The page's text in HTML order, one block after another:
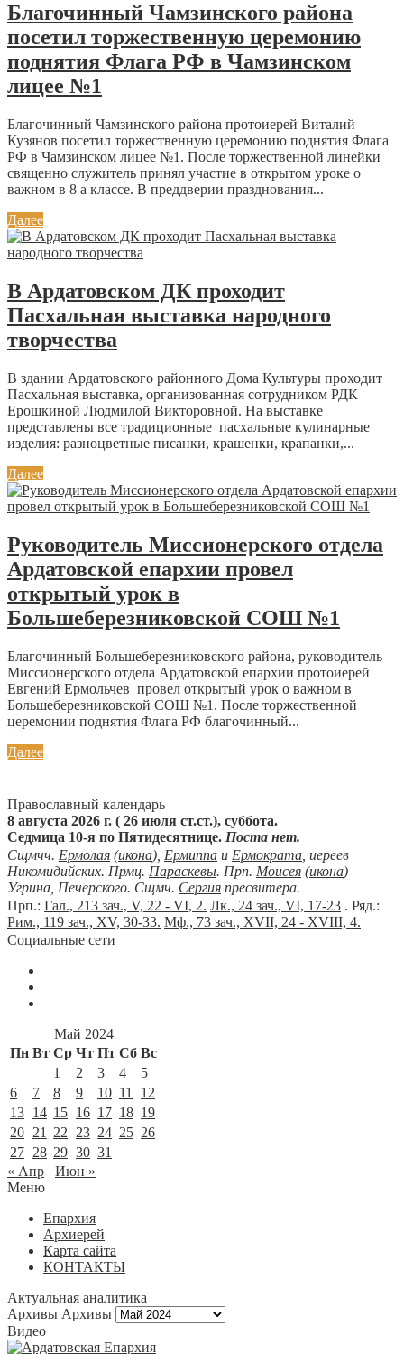
Благочинный Чамзинского района
посетил торжественную церемонию
поднятия Флага РФ в Чамзинском
лицее №1
Благочинный Чамзинского района протоиерей Виталий
Кузянов посетил торжественную церемонию поднятия Флага
РФ в Чамзинском лицее №1. После торжественной линейки
священно служитель принял участие в открытом уроке о
важном в 8 а классе. В преддверии празднования...
Далее
В Ардатовском ДК проходит
Пасхальная выставка народного
творчества
В здании Ардатовского районного Дома Культуры проходит
Пасхальная выставка, организованная сотрудником РДК
Ерошкиной Людмилой Викторовной. На выставке
представлены все традиционные пасхальные кулинарные
изделия: разноцветные писанки, крашенки, крапанки,...
Далее
Руководитель Миссионерского отдела
Ардатовской епархии провел
открытый урок в
Большеберезниковской СОШ №1
Благочинный Большеберезниковского района, руководитель
Миссионерского отдела Ардатовской епархии протоиерей
Евгений Ермольчев провел открытый урок о важном в
Большеберезниковской СОШ №1. После торжественной
церемонии поднятия Флага РФ благочинный...
Далее
Православный календарь
8 августа 2026 г. ( 26 июля ст.ст.), суббота.
Седмица 10-я по Пятидесятнице. Поста нет.
Сщмчч. Ермолая (икона), Ермиппа и Ермократа , иереев
Никомидийских. Прмц. Параскевы. Прп. Моисея (икона)
Угрина, Печерского. Сщмч. Сергия пресвитера.
Прп.: Гал., 213 зач., V, 22 - VI, 2. Лк., 24 зач., VI, 17-23 . Ряд.:
Рим., 119 зач., XV, 30-33. Мф., 73 зач., XVII, 24 - XVIII, 4.
Социальные сети
Май 2024
Пн Вт Ср Чт Пт Сб Вс
1
2 3 4
5
6
7 8 9 10 11
12
13 14 15 16 17 18 19
20 21 22 23 24 25 26
27 28 29 30 31
« Апр
Июн »
Меню
Епархия
Архиерей
Карта сайта
КОНТАКТЫ
Актуальная аналитика
Архивы Архивы
Видео